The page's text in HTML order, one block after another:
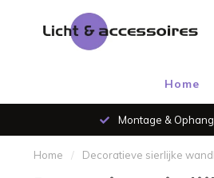
Home
Montage &
Home / Decoratieve sierlijke